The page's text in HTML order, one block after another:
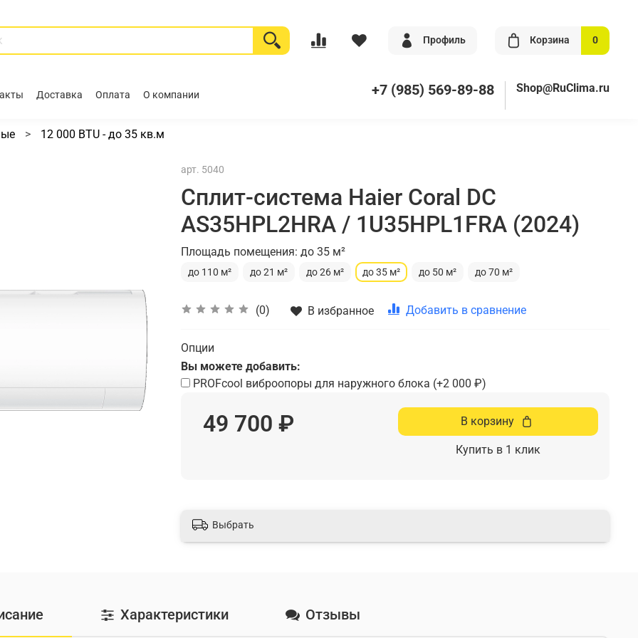
Профиль Корзина 0
Доставка Оплата О компании +7 (985) 569-89-88 Shop@RuClima.ru
12 000 BTU - до 35 кв.м
арт. 5040
Сплит-система Haier Coral DC
AS35HPL2HRA / 1U35HPL1FRA (2024)
Площадь помещения: до 35 м²
до 110 м² до 21 м² до 26 м² до 35 м² до 50 м² до 70 м²
(0) В избранное Добавить в сравнение
Опции
Вы можете добавить:
PROFcool виброопоры для наружного блока (+2 000 ₽)
49 700 ₽ В корзину
Купить в 1 клик
Выбрать
Характеристики Отзывы